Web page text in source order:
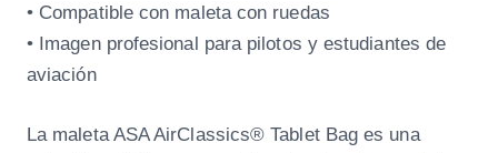
• Compatible con maleta con ruedas
• Imagen profesional para pilotos y estudiantes de
aviación
La maleta ASA AirClassics® Tablet Bag es una